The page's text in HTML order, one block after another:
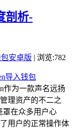
剖析-
安卓版 | 浏览:782
作为一款声名远扬
理资产的不二之
罩在众多用户心
用户的正常操作体